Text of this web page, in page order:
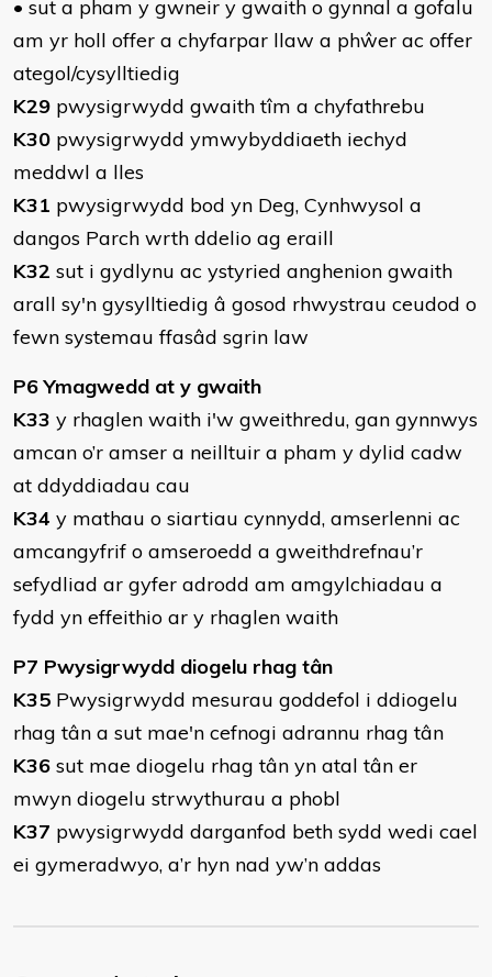
• sut a pham y gwneir y gwaith o gynnal a gofalu
am yr holl offer a chyfarpar llaw a phŵer ac offer
ategol/cysylltiedig
K29 pwysigrwydd gwaith tîm a chyfathrebu
K30 pwysigrwydd ymwybyddiaeth iechyd
meddwl a lles
K31 pwysigrwydd bod yn Deg, Cynhwysol a
dangos Parch wrth ddelio ag eraill
K32 sut i gydlynu ac ystyried anghenion gwaith
arall sy'n gysylltiedig â gosod rhwystrau ceudod o
fewn systemau ffasâd sgrin law
P6 Ymagwedd at y gwaith
K33 y rhaglen waith i'w gweithredu, gan gynnwys
amcan o’r amser a neilltuir a pham y dylid cadw
at ddyddiadau cau
K34 y mathau o siartiau cynnydd, amserlenni ac
amcangyfrif o amseroedd a gweithdrefnau’r
sefydliad ar gyfer adrodd am amgylchiadau a
fydd yn effeithio ar y rhaglen waith
P7 Pwysigrwydd diogelu rhag tân
K35 Pwysigrwydd mesurau goddefol i ddiogelu
rhag tân a sut mae'n cefnogi adrannu rhag tân
K36 sut mae diogelu rhag tân yn atal tân er
mwyn diogelu strwythurau a phobl
K37 pwysigrwydd darganfod beth sydd wedi cael
ei gymeradwyo, a’r hyn nad yw’n addas